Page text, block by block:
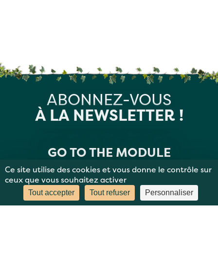
Ce site utilise des cookies et vous donne le contrôle sur
ceux que vous souhaitez activer
Tout accepter Tout refuser Personnaliser
ABONNEZ-VOUS
À LA NEWSLETTER !
GO TO THE MODULE